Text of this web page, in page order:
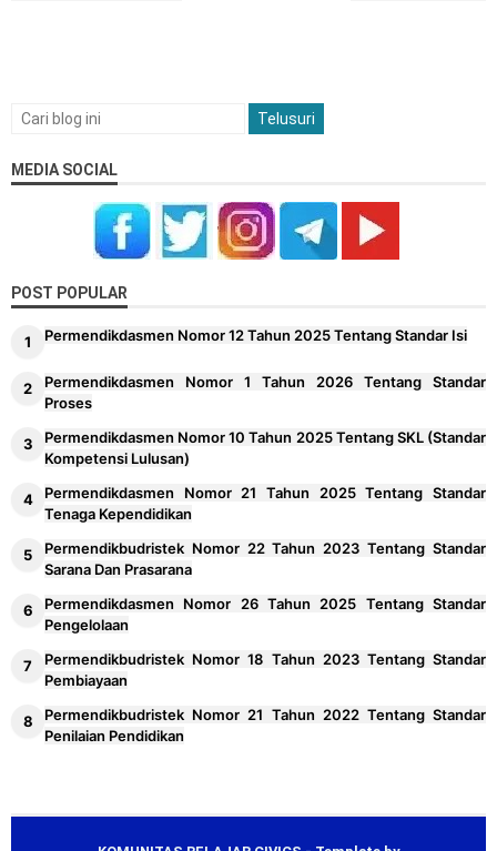
MEDIA SOCIAL
POST POPULAR
Permendikdasmen Nomor 12 Tahun 2025 Tentang Standar Isi
Permendikdasmen Nomor 1 Tahun 2026 Tentang Standar
Proses
Permendikdasmen Nomor 10 Tahun 2025 Tentang SKL (Standar
Kompetensi Lulusan)
Permendikdasmen Nomor 21 Tahun 2025 Tentang Standar
Tenaga Kependidikan
Permendikbudristek Nomor 22 Tahun 2023 Tentang Standar
Sarana Dan Prasarana
Permendikdasmen Nomor 26 Tahun 2025 Tentang Standar
Pengelolaan
Permendikbudristek Nomor 18 Tahun 2023 Tentang Standar
Pembiayaan
Permendikbudristek Nomor 21 Tahun 2022 Tentang Standar
Penilaian Pendidikan